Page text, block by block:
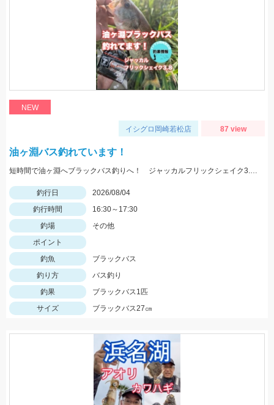
NEW
イシグロ岡崎若松店 87 view
油ヶ淵バス釣れています！
短時間で油ヶ淵へブラックバス釣りへ！ ジャッカルフリックシェイク3.8のノーシンカーワッキーでGET!
釣行日
2026/08/04
釣行時間
16:30～17:30
釣場
その他
ポイント
釣魚
ブラックバス
釣り方
バス釣り
釣果
ブラックバス1匹
サイズ
ブラックバス27㎝